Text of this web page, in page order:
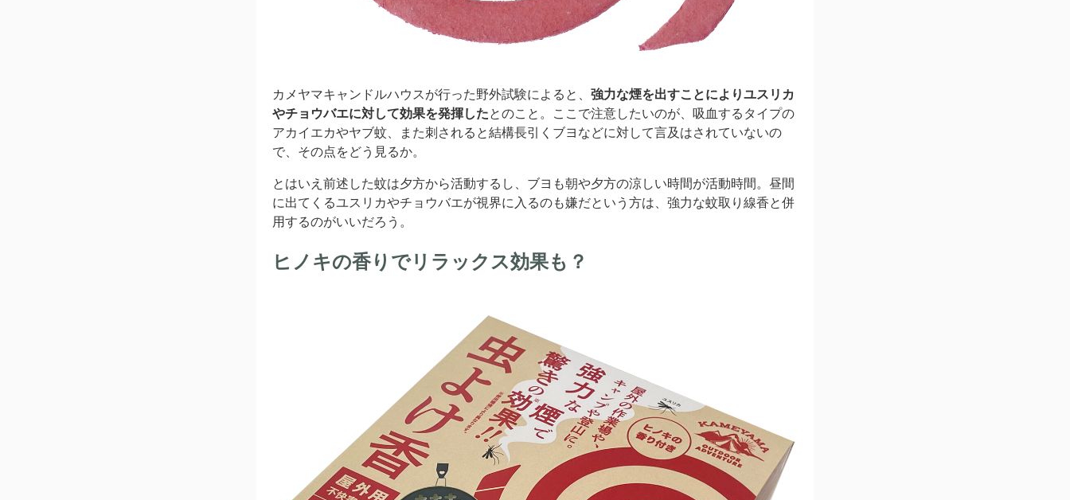
カメヤマキャンドルハウスが行った野外試験によると、 強力な煙を出すことによりユスリカ
やチョウバエに対して効果を発揮したとのこと。ここで注意したいのが、吸血するタイプの
アカイエカやヤブ蚊、また刺されると結構長引くブヨなどに対して言及はされていないの
で、その点をどう見るか。
とはいえ前述した蚊は夕方から活動するし、ブヨも朝や夕方の涼しい時間が活動時間。昼間
に出てくるユスリカやチョウバエが視界に入るのも嫌だという方は、強力な蚊取り線香と併
用するのがいいだろう。
ヒノキの香りでリラックス効果も？